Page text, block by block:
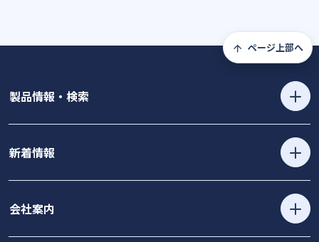
ページ上部へ
製品情報・検索
新着情報
会社案内